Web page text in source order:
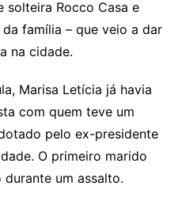
solteira Rocco Casa e
família – que veio a dar
na cidade.
Marisa Letícia já havia
com quem teve um
pelo ex-presidente
O primeiro marido
um assalto.